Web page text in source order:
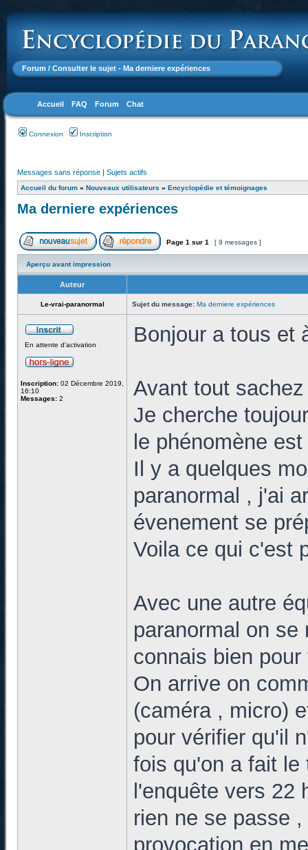
Forum / Consulter le sujet - Ma derniere expériences
Accueil FAQ Forum Chat
Connexion Inscription
Messages sans réponse | Sujets actifs
Accueil du forum » Nouveaux utilisateurs » Encyclopédie et témoignages
Ma derniere expériences
Page 1 sur 1 [ 9 messages ]
Aperçu avant impression
Auteur
Le-vrai-paranormal Sujet du message: Ma derniere expériences
En attente d'activation
Inscription: 02 Décembre 2019,
16:10
Messages: 2
Bonjour a tous et
Avant tout
Je cherche
le phénomène
Il y a quelques
paranormal , j'ai
évenement se
Voila ce qui c'est
Avec une autre
paranormal on se
connais bien
On arrive on
(caméra , micro)
pour vérifier qu'il
fois qu'on a fait le
l'enquête vers 22
rien ne se passe
provocation en